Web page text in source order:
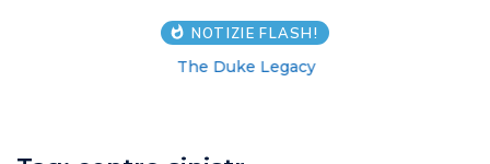
NOTIZIE FLASH!
The Duke Legacy